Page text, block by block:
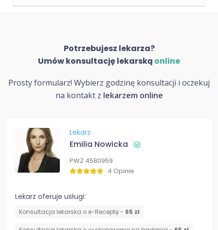
Potrzebujesz lekarza?
Umów konsultację lekarską online
Prosty formularz! Wybierz godzinę konsultacji i oczekuj
na kontakt z lekarzem online
Lekarz
Emilia Nowicka
PWZ 4580959
4 Opinie
Lekarz oferuje usługi:
Konsultacja lekarska o e-Receptę - 65 zł